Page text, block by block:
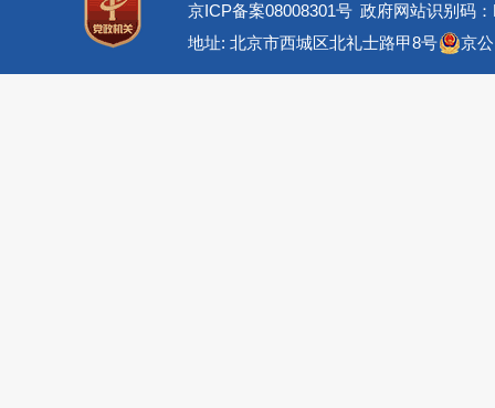
京ICP备案08008301号 政府网站识别码
地址: 北京市西城区北礼士路甲8号
京